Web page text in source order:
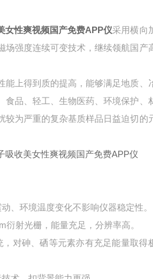
女性爽视频国产免费APP仪采用横向
场强度连续可变技术，继续领航国产
能上得到质的提高，能够满足地质、
食品、轻工、生物医药、环境保护、
较为严重的复杂基质样品日益迫切的
、环境温度变化不影响仪器稳定性。
衍射光栅，能量充足，分辨率高。
，对砷、硒等元素亦有充足能量取得